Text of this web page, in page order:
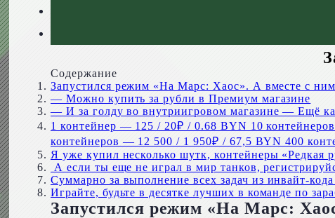
Содержание
Запустился режим «На Марс: Хаос». А вместе с
— Можно купить за рубли в Премиум магазине
— И за голду во внутриигровом магазине — Ещё
1 контейнер — 125 / 20₽ / 0.68 BYN 10
контейнеров — 12 500 / 1 950₽ / 67,5 BYN 400
Я уже купил несколько шутк, контейнеры
А если ты еще не играл в мир танков,
Суммарно за выполнение всех задач из инвайт-
Играйте, будьте в десятке лучших в команде по
Запустился режим «На Марс: